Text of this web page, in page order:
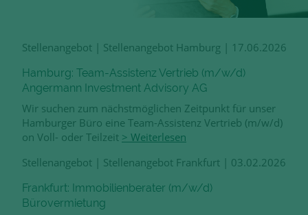
Stellenangebot | Stellenangebot Hamburg | 17.06.2026
Hamburg: Team-Assistenz Vertrieb (m/w/d)
Angermann Investment Advisory AG
Wir suchen zum nächstmöglichen Zeitpunkt für unser
Hamburger Büro eine Team-Assistenz Vertrieb (m/w/d)
on Voll- oder Teilzeit > Weiterlesen
Stellenangebot | Stellenangebot Frankfurt | 03.02.2026
Frankfurt: Immobilienberater (m/w/d)
Bürovermietung